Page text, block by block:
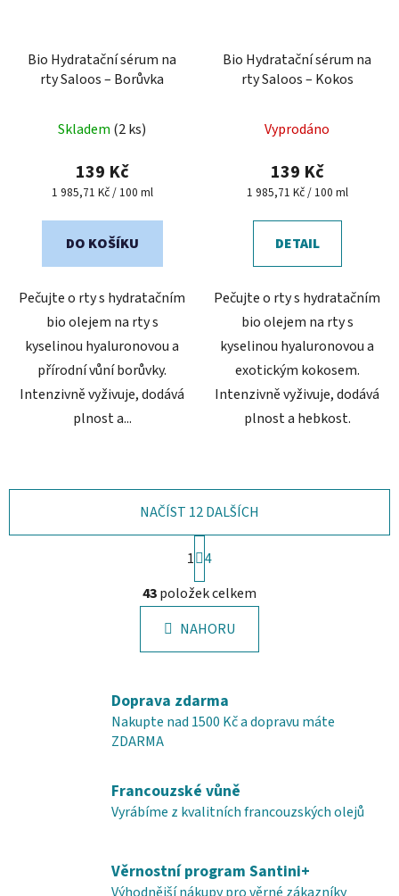
Bio Hydratační sérum na
rty Saloos – Borůvka
Skladem (2 ks)
139 Kč
Měrná
1 985,71 Kč / 100 ml
DO KOŠÍKU
Pečujte o rty s hydratačním
bio olejem na rty s
kyselinou hyaluronovou a
přírodní vůní borůvky.
Intenzivně vyživuje, dodává
plnost a...
Bio Hydratační sérum na
rty Saloos – Kokos
Vyprodáno
139 Kč
Měrná
1 985,71 Kč / 100 ml
DETAIL
Pečujte o rty s hydratačním
bio olejem na rty s
kyselinou hyaluronovou a
exotickým kokosem.
Intenzivně vyživuje, dodává
plnost a hebkost.
O
v
l
á
d
c
í
k
y
p
NAČÍST 12 DALŠÍCH
S
t
r
á
n
k
n
í
1 4
43položek celkem
NAHORU
Doprava zdarma
Nakupte nad 1500 Kč a dopravu máte
ZDARMA
Francouzské vůně
Vyrábíme z kvalitních francouzských olejů
Věrnostní program Santini+